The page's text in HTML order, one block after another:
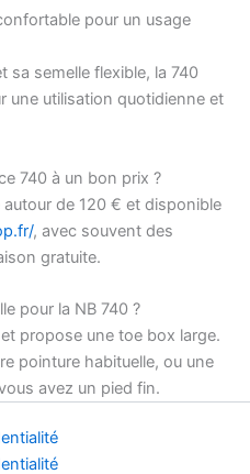
pour un usage
sa semelle flexible, la 740
une utilisation quotidienne et
740 à un bon prix ?
de 120 € et disponible
, avec souvent des
gratuite.
pour la NB 740 ?
propose une toe box large.
pointure habituelle, ou une
avez un pied fin.